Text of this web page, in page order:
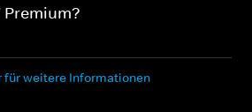
Premium?
für weitere Informationen